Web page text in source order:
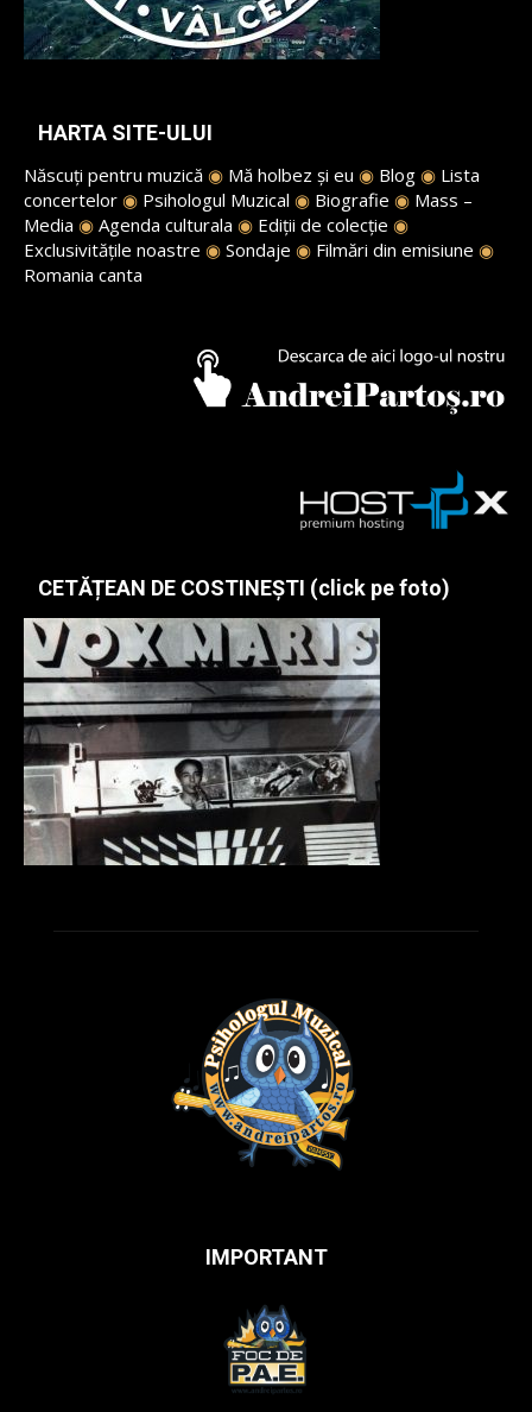
HARTA SITE-ULUI
Născuți pentru muzică ◉ Mă holbez și eu ◉ Blog ◉ Lista
concertelor ◉ Psihologul Muzical ◉ Biografie ◉ Mass –
Media ◉ Agenda culturala ◉ Ediții de colecție ◉
Exclusivitățile noastre ◉ Sondaje ◉ Filmări din emisiune ◉
Romania canta
CETĂȚEAN DE COSTINEȘTI (click pe foto)
IMPORTANT